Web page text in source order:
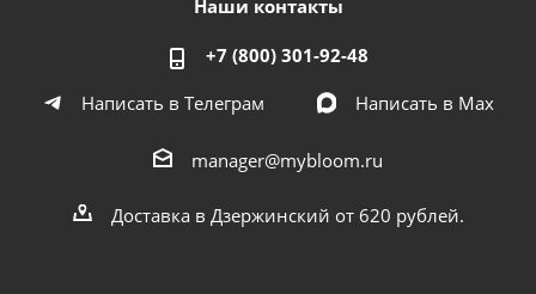
Наши контакты
+7 (800) 301-92-48
Написать в Телеграм
Написать в Мах
manager@mybloom.ru
Доставка в Дзержинский от 620 рублей.